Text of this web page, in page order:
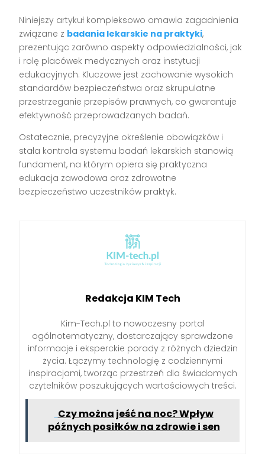
Niniejszy artykuł kompleksowo omawia zagadnienia
związane z badania lekarskie na praktyki,
prezentując zarówno aspekty odpowiedzialności, jak
i rolę placówek medycznych oraz instytucji
edukacyjnych. Kluczowe jest zachowanie wysokich
standardów bezpieczeństwa oraz skrupulatne
przestrzeganie przepisów prawnych, co gwarantuje
efektywność przeprowadzanych badań.
Ostatecznie, precyzyjne określenie obowiązków i
stała kontrola systemu badań lekarskich stanowią
fundament, na którym opiera się praktyczna
edukacja zawodowa oraz zdrowotne
bezpieczeństwo uczestników praktyk.
Redakcja KIM Tech
Kim-Tech.pl to nowoczesny portal
ogólnotematyczny, dostarczający sprawdzone
informacje i eksperckie porady z różnych dziedzin
życia. Łączymy technologię z codziennymi
inspiracjami, tworząc przestrzeń dla świadomych
czytelników poszukujących wartościowych treści.
Czy można jeść na noc? Wpływ
późnych posiłków na zdrowie i sen